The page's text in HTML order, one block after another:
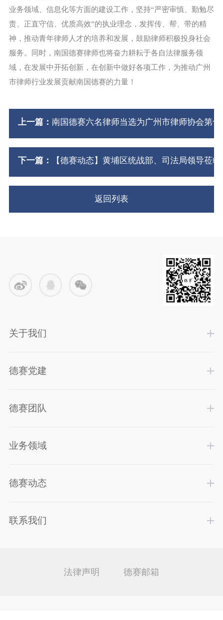
业务领域、信息化等方面的建设工作，坚持“严密审慎、勤勉尽
责、正直守信、优质高效”的执业理念，发挥传、帮、带的精
神，推动青年律师人才的培养和发展，鼓励律师积极投身社会
服务。同时，南国德赛律师也将奋力耕耘于各自法律服务领
域，在发展中开拓创新，在创新中做好各项工作，为推动广州
市律师行业发展贡献南国德赛的力量！
上一篇： 南国德赛六名律师当选为广州市律师协会第
下一篇： 【德赛动态】黄埔区统战部、司法局领导莅
返回列表
关于我们
德赛党建
德赛团队
业务领域
德赛动态
联系我们
法律声明 德赛邮箱